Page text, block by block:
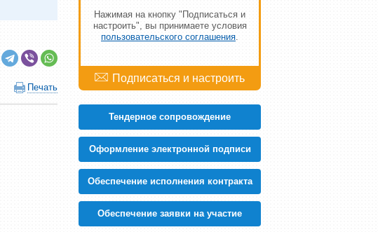
Печать
Нажимая на кнопку "Подписаться и
настроить", вы принимаете условия
пользовательского соглашения.
Тендерное сопровождение
Оформление электронной подписи
Обеспечение исполнения контракта
Обеспечение заявки на участие